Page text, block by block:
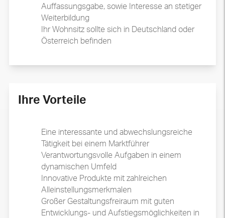
Auffassungsgabe, sowie Interesse an stetiger
Weiterbildung
Ihr Wohnsitz sollte sich in Deutschland oder
Österreich befinden
Ihre Vorteile
Eine interessante und abwechslungsreiche
Tätigkeit bei einem Marktführer
Verantwortungsvolle Aufgaben in einem
dynamischen Umfeld
Innovative Produkte mit zahlreichen
Alleinstellungsmerkmalen
Großer Gestaltungsfreiraum mit guten
Entwicklungs- und Aufstiegsmöglichkeiten in